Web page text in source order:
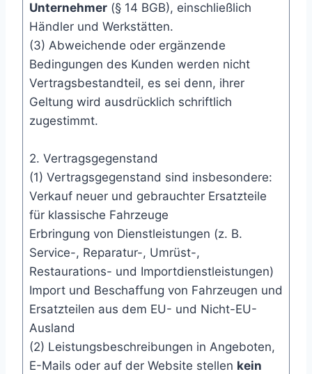
Unternehmer(§ 14 BGB), einschließlich
Händler und Werkstätten.
(3) Abweichende oder ergänzende
Bedingungen des Kunden werden nicht
Vertragsbestandteil, es sei denn, ihrer
Geltung wird ausdrücklich schriftlich
zugestimmt.
2. Vertragsgegenstand
(1) Vertragsgegenstand sind insbesondere:
Verkauf neuer und gebrauchter Ersatzteile
für klassische Fahrzeuge
Erbringung von Dienstleistungen (z. B.
Service-, Reparatur-, Umrüst-,
Restaurations- und Importdienstleistungen)
Import und Beschaffung von Fahrzeugen und
Ersatzteilen aus dem EU- und Nicht-EU-
Ausland
(2) Leistungsbeschreibungen in Angeboten,
E-Mails oder auf der Website stellen kein